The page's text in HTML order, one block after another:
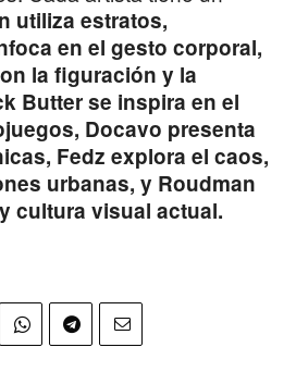
utiliza estratos,
en el gesto corporal,
la figuración y la
Butter se inspira en el
Docavo presenta
Fedz explora el caos,
urbanas, y Roudman
cultura visual actual.